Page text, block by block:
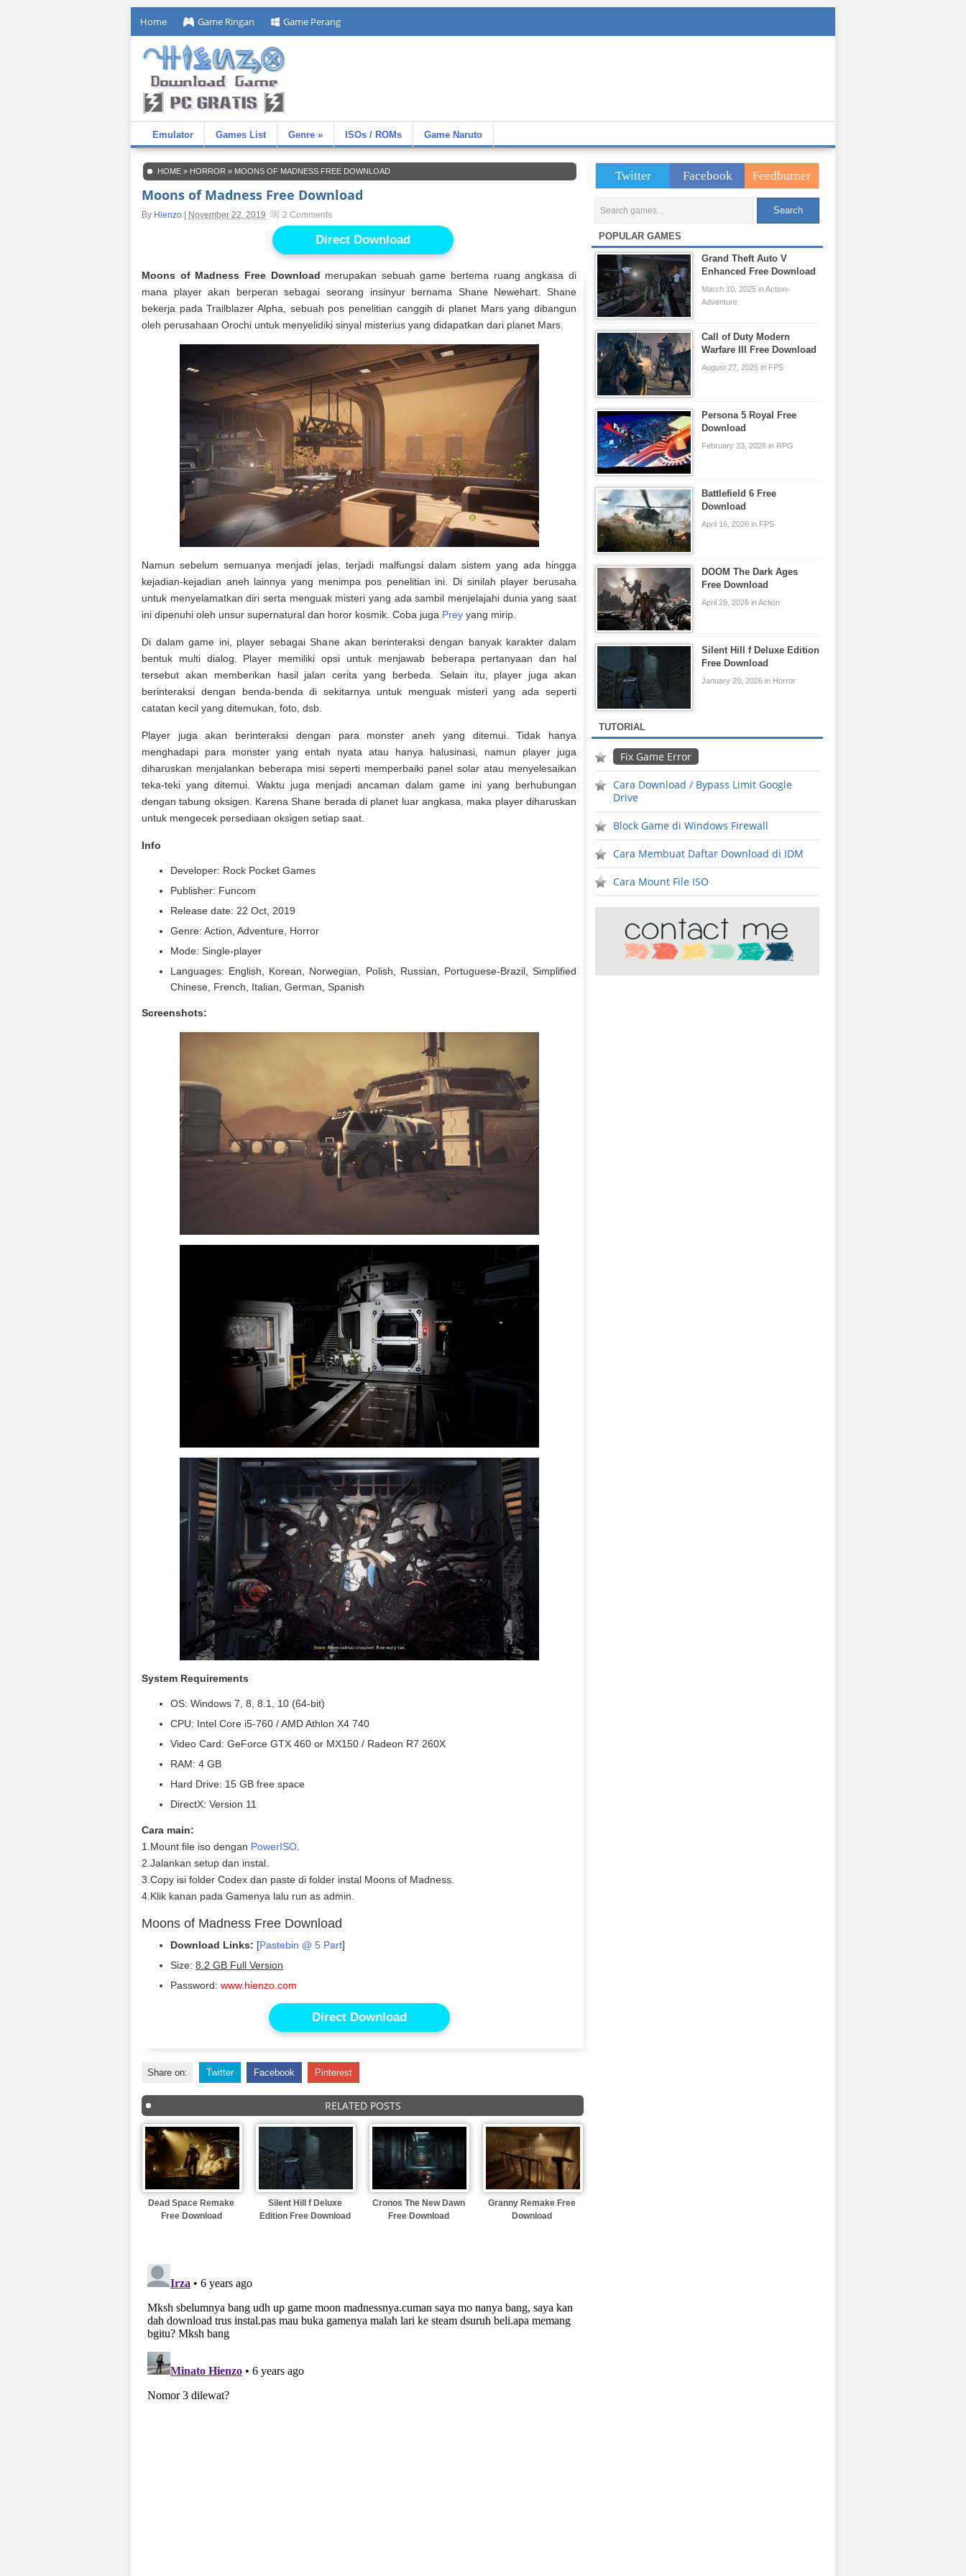
Home Game Ringan Game Perang
Emulator Games List Genre » ISOs / ROMs Game Naruto
HOME » HORROR » MOONS OF MADNESS FREE DOWNLOAD
Moons of Madness Free Download
By Hienzo November 22, 2019 2 Comments
Direct Download
Moons of Madness Free Download merupakan sebuah game bertema ruang angkasa di
mana player akan berperan sebagai seorang insinyur bernama Shane Newehart. Shane
bekerja pada Trailblazer Alpha, sebuah pos penelitian canggih di planet Mars yang dibangun
oleh perusahaan Orochi untuk menyelidiki sinyal misterius yang didapatkan dari planet Mars.
Namun sebelum semuanya menjadi jelas, terjadi malfungsi dalam sistem yang ada hingga
kejadian-kejadian aneh lainnya yang menimpa pos penelitian ini. Di sinilah player berusaha
untuk menyelamatkan diri serta menguak misteri yang ada sambil menjelajahi dunia yang saat
ini dipenuhi oleh unsur supernatural dan horor kosmik. Coba juga Prey yang mirip.
Di dalam game ini, player sebagai Shane akan berinteraksi dengan banyak karakter dalam
bentuk multi dialog. Player memiliki opsi untuk menjawab beberapa pertanyaan dan hal
tersebut akan memberikan hasil jalan cerita yang berbeda. Selain itu, player juga akan
berinteraksi dengan benda-benda di sekitarnya untuk menguak misteri yang ada seperti
catatan kecil yang ditemukan, foto, dsb.
Player juga akan berinteraksi dengan para monster aneh yang ditemui. Tidak hanya
menghadapi para monster yang entah nyata atau hanya halusinasi, namun player juga
diharuskan menjalankan beberapa misi seperti memperbaiki panel solar atau menyelesaikan
teka-teki yang ditemui. Waktu juga menjadi ancaman dalam game ini yang berhubungan
dengan tabung oksigen. Karena Shane berada di planet luar angkasa, maka player diharuskan
untuk mengecek persediaan oksigen setiap saat.
Info
Developer: Rock Pocket Games
Publisher: Funcom
Release date: 22 Oct, 2019
Genre: Action, Adventure, Horror
Mode: Single-player
Languages: English, Korean, Norwegian, Polish, Russian, Portuguese-Brazil, Simplified
Chinese, French, Italian, German, Spanish
Screenshots:
System Requirements
OS: Windows 7, 8, 8.1, 10 (64-bit)
CPU: Intel Core i5-760 / AMD Athlon X4 740
Video Card: GeForce GTX 460 or MX150 / Radeon R7 260X
RAM: 4 GB
Hard Drive: 15 GB free space
DirectX: Version 11
Cara main:
1.Mount file iso dengan PowerISO
2.Jalankan setup dan instal.
3.Copy isi folder Codex dan paste di folder instal Moons of Madness.
4.Klik kanan pada Gamenya lalu run as admin.
Moons of Madness Free Download
Download Links: [Pastebin @ 5 Part]
Size: 8.2 GB Full Version
Password: www.hienzo.com
Direct Download
Share on: Twitter Facebook Pinterest
RELATED POSTS
Dead Space Remake
Free Download
Silent Hill f Deluxe
Edition Free Download
Cronos The New Dawn
Free Download
Granny Remake Free
Download
Twitter Facebook Feedburner
POPULAR GAMES
Grand Theft Auto V
Enhanced Free Download
March 10, 2025 in Action-
Adventure
Call of Duty Modern
Warfare III Free Download
August 27, 2025 in FPS
Persona 5 Royal Free
Download
February 23, 2026 in RPG
Battlefield 6 Free
Download
April 16, 2026 in FPS
DOOM The Dark Ages
Free Download
April 29, 2026 in Action
Silent Hill f Deluxe Edition
Free Download
January 20, 2026 in Horror
TUTORIAL
Fix Game Error
Cara Download / Bypass Limit Google
Drive
Block Game di Windows Firewall
Cara Membuat Daftar Download di IDM
Cara Mount File ISO